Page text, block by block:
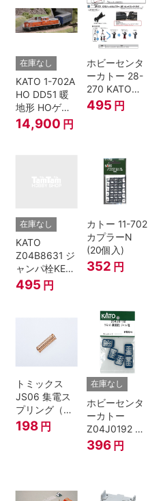
在庫なし
KATO 1-702A
HO DD51 暖
地形 HOゲー
ジ
14,900 円
ホビーセンタ
ーカトー 28-
270 KATOナ
ックルカプラ
ー 黒 センタ
495 円
在庫なし
KATO
Z04B8631 ジ
ャンパ栓KE76
濃青 ランナー
495 円
カトー 11-702
カプラーN
(20個入)
352 円
トミックス
JS06 集電ス
プリング（Ｌ
=7.5mm・4個
198 円
在庫なし
ホビーセンタ
ーカトー
Z04J0192 ク
モハ115 横須
賀色 ジャンパ
396 円